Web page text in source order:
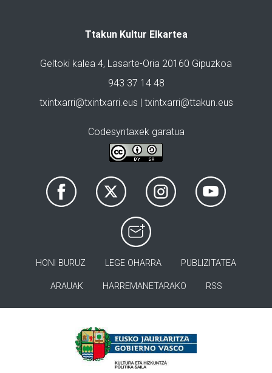
Ttakun Kultur Elkartea
Geltoki kalea 4, Lasarte-Oria 20160 Gipuzkoa
943 37 14 48
txintxarri@txintxarri.eus | txintxarri@ttakun.eus
Codesyntaxek garatua
HONI BURUZ LEGE OHARRA PUBLIZITATEA
ARAUAK HARREMANETARAKO RSS